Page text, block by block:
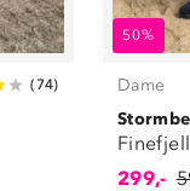
(74)
50%
Dame
299,-